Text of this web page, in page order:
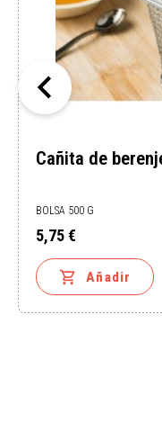
Cañita de
BOLSA 500 G
Precio
5,75 €
 Añadir
